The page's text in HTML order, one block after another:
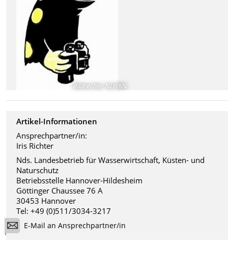
Bildrechte: NLWKN
Artikel-Informationen
Ansprechpartner/in:
Iris Richter
Nds. Landesbetrieb für Wasserwirtschaft, Küsten- und
Naturschutz
Betriebsstelle Hannover-Hildesheim
Göttinger Chaussee 76 A
30453 Hannover
Tel: +49 (0)511/3034-3217
E-Mail an Ansprechpartner/in